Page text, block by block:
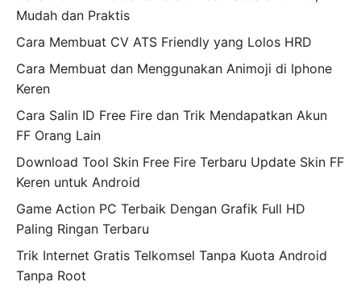
Mudah dan Praktis
Cara Membuat CV ATS Friendly yang Lolos HRD
Cara Membuat dan Menggunakan Animoji di Iphone
Keren
Cara Salin ID Free Fire dan Trik Mendapatkan Akun
FF Orang Lain
Download Tool Skin Free Fire Terbaru Update Skin FF
Keren untuk Android
Game Action PC Terbaik Dengan Grafik Full HD
Paling Ringan Terbaru
Trik Internet Gratis Telkomsel Tanpa Kuota Android
Tanpa Root